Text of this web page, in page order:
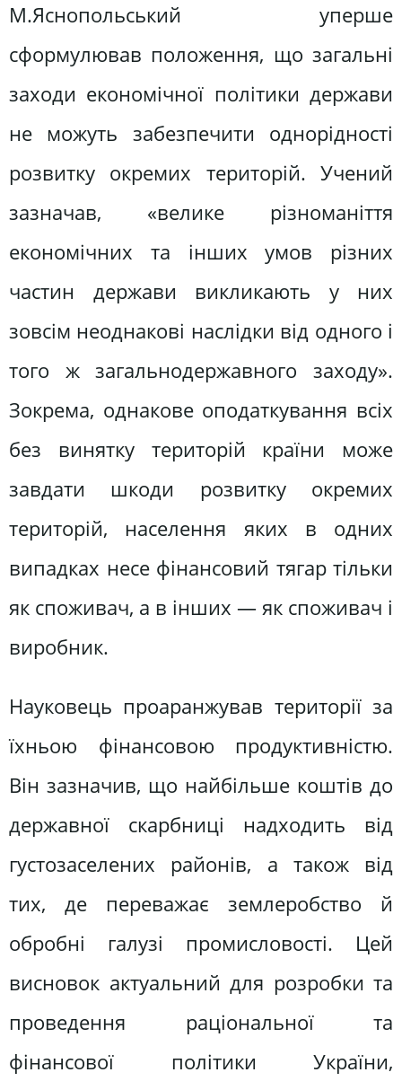
М.Яснопольський уперше
сформулював положення, що загальні
заходи економічної політики держави
не можуть забезпечити однорідності
розвитку окремих територій. Учений
зазначав, «велике різноманіття
економічних та інших умов різних
частин держави викликають у них
зовсім неоднакові наслідки від одного і
того ж загальнодержавного заходу».
Зокрема, однакове оподаткування всіх
без винятку територій країни може
завдати шкоди розвитку окремих
територій, населення яких в одних
випадках несе фінансовий тягар тільки
як споживач, а в інших — як споживач і
виробник.
Науковець проаранжував території за
їхньою фінансовою продуктивністю.
Він зазначив, що найбільше коштів до
державної скарбниці надходить від
густозаселених районів, а також від
тих, де переважає землеробство й
обробні галузі промисловості. Цей
висновок актуальний для розробки та
проведення раціональної та
фінансової політики України,